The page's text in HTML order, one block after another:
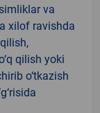
va
xilof ravishda
qilish yoki
o‘tkazish